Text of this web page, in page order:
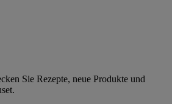
Sie Rezepte, neue Produkte und